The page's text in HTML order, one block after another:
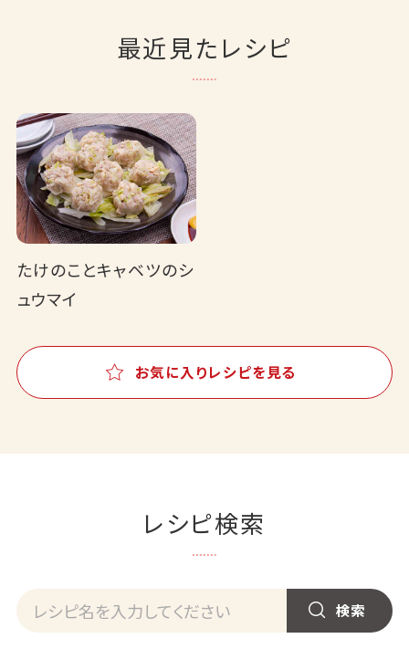
最近見たレシピ
たけのことキャベツのシ
ュウマイ
お気に入りレシピを見る
レシピ検索